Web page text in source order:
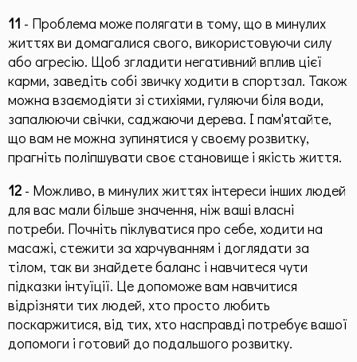
11 - Проблема може полягати в тому, що в минулих
життях ви домагалися свого, використовуючи силу
або агресію. Щоб згладити негативний вплив цієї
карми, заведіть собі звичку ходити в спортзал. Також
можна взаємодіяти зі стихіями, гуляючи біля води,
запалюючи свічки, саджаючи дерева. І пам'ятайте,
що вам не можна зупинятися у своєму розвитку,
прагніть поліпшувати своє становище і якість життя.
12 - Можливо, в минулих життях інтереси інших людей
для вас мали більше значення, ніж ваші власні
потреби. Почніть піклуватися про себе, ходити на
масажі, стежити за харчуванням і доглядати за
тілом, так ви знайдете баланс і навчитеся чути
підказки інтуїції. Це допоможе вам навчитися
відрізняти тих людей, хто просто любить
поскаржитися, від тих, хто насправді потребує вашої
допомоги і готовий до подальшого розвитку.